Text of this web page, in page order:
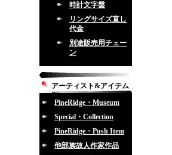
時計文字盤
リングサイズ直し
代金
別途販売用チェー
ン
アーティスト&アイテム
別
PineRidge・Museum
Special・Collection
PineRidge・Push Item
他部族故人作家作品